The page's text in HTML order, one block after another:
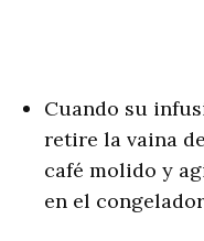
Cuando su
retire la vaina
café molido y
en el